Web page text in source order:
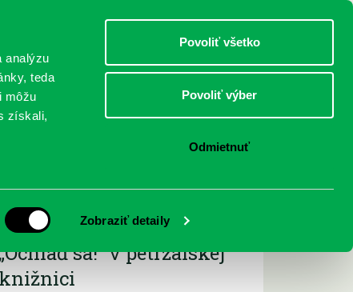
analýzu
teda
môžu
získali,
Zobraziť detaily
Povoliť všetko
Povoliť výber
Odmietnuť
DOSPELÍ
sa!“ v petržalskej
knižnici